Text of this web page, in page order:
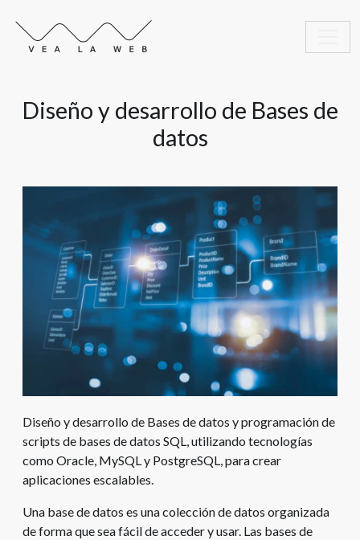
Diseño y desarrollo de Bases de
datos
Diseño y desarrollo de Bases de datos y programación de
scripts de bases de datos SQL, utilizando tecnologías
como Oracle, MySQL y PostgreSQL, para crear
aplicaciones escalables.
Una base de datos es una colección de datos organizada
de forma que sea fácil de acceder y usar. Las bases de